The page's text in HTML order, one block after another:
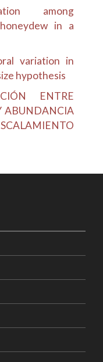
among
in a
variation in
hypothesis
ENTRE
ABUNDANCIA